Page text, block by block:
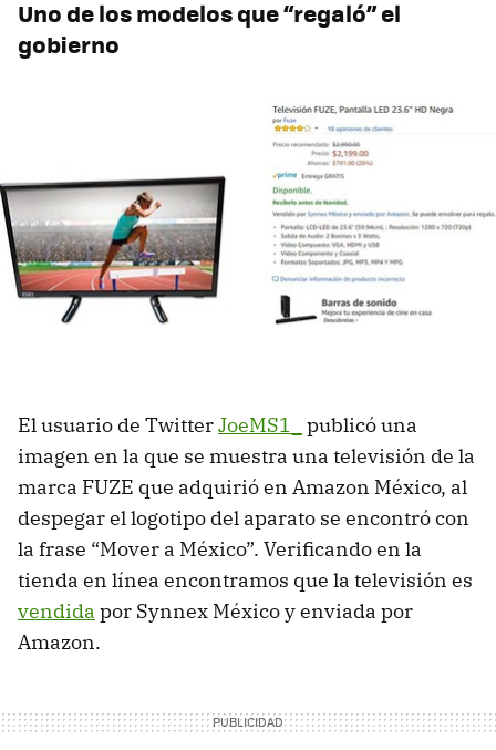
Uno de los modelos que “regaló” el
gobierno
El usuario de TwitterJoeMS1_
publicó una
imagen en la que se muestra una televisión de la
marca FUZE que adquirió en Amazon México, al
despegar el logotipo del aparato se encontró con
la frase “Mover a México”. Verificando en la
tienda en línea encontramos que la televisión es
vendida por Synnex México y enviada por
Amazon.